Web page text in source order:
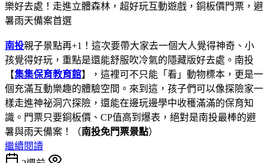
南投親子景點再+1！這次要帶大家去一個大人覺得神奇、小
孩覺得好玩，重點是還能舒服吹冷氣的隱藏版好去處。南投
【集集保育教育館】，這裡可不只能「看」動物標本，更是一
個充滿互動樂趣的體驗空間。來到這，孩子們可以像探險家一
樣走進神祕洞穴探險，還能在邊玩邊學中收穫滿滿的保育知
識。門票只要銅板價、CP值高到爆表，絕對是南投最棒的避
暑與雨天備案！（南投免門票景點）
繼續閱讀